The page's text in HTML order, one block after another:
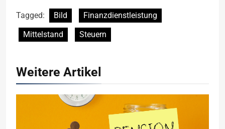
Tagged: Bild
Finanzdienstleistung
Mittelstand
Steuern
Weitere Artikel